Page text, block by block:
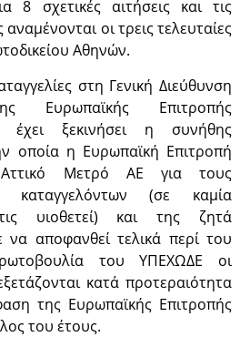
8 σχετικές αιτήσεις και τις
οι τρεις τελευταίες
Αθηνών.
στη Γενική Διεύθυνση
Ευρωπαϊκής Επιτροπής
έχει ξεκινήσει η συνήθης
οποία η Ευρωπαϊκή Επιτροπή
Μετρό ΑΕ για τους
καταγγελόντων (σε καμία
υιοθετεί) και της ζητά
να αποφανθεί τελικά περί του
του ΥΠΕΧΩΔΕ οι
κατά προτεραιότητα
της Ευρωπαϊκής Επιτροπής
του έτους.